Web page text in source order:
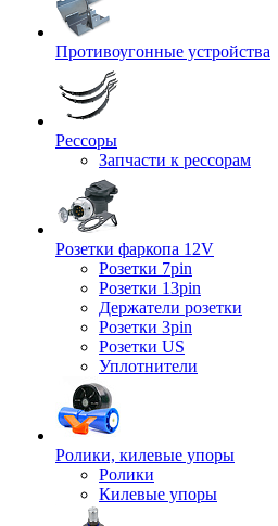
Противоугонные устройства
Рессоры
Запчасти к рессорам
Розетки фаркопа 12V
Розетки 7pin
Розетки 13pin
Держатели розетки
Розетки 3pin
Розетки US
Уплотнители
Ролики, килевые упоры
Ролики
Килевые упоры